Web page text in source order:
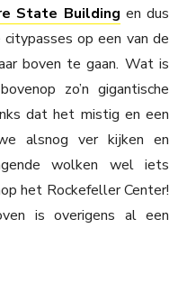
State Building en dus
op een van de
boven te gaan. Wat is
zo’n gigantische
dat het mistig en een
alsnog ver kijken en
wolken wel iets
het Rockefeller Center!
is overigens al een